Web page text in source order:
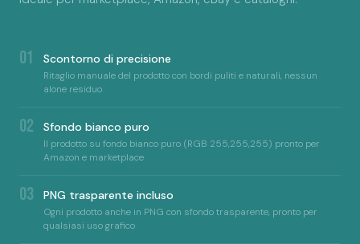
01 Scontorno di precisione
Ritaglio manuale del prodotto con bordi puliti e naturali, nessun
alone residuo
02 Sfondo bianco puro
Il prodotto su fondo bianco puro (RGB 255,255,255) pronto per
Amazon e marketplace
03 PNG trasparente incluso
Ogni prodotto anche in PNG con sfondo trasparente, pronto per
qualsiasi uso grafico